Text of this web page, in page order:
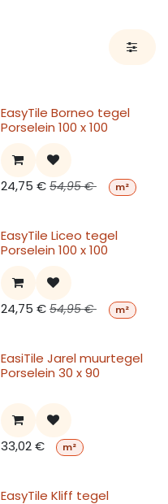
EasyTile Borneo tegel
Porselein 100 x 100
24,75 € 54,95€ m²
EasyTile Liceo tegel
Porselein 100 x 100
24,75 € 54,95€ m²
EasiTile Jarel muurtegel
Porselein 30 x 90
33,02€ m²
EasyTile Kliff tegel